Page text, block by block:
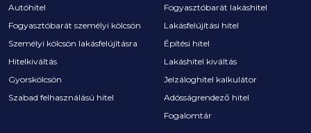
Autóhitel
Fogyasztóbarát személyi kölcsön
Személyi kölcsön lakásfelújításra
Hitelkiváltás
Gyorskölcsön
Szabad felhasználású hitel
Fogyasztóbarát lakáshitel
Lakásfelújítási hitel
Építési hitel
Lakáshitel kiváltás
Jelzáloghitel kalkulátor
Adósságrendező hitel
Fogalomtár